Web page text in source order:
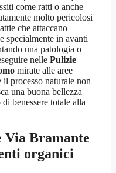
come ratti o anche
molto pericolosi
che attaccano
specialmente in avanti
una patologia o
nelle Pulizie
mirate alle aree
processo naturale non
una buona bellezza
benessere totale alla
Via Bramante
organici